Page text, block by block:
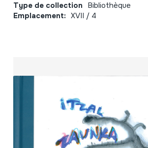
Type de collection Bibliothèque
Emplacement: XVII / 4